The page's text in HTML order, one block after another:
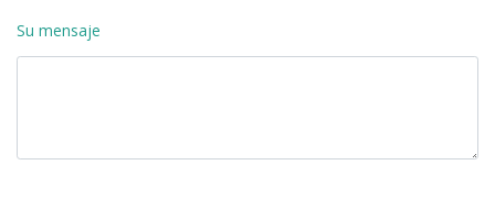
Su mensaje